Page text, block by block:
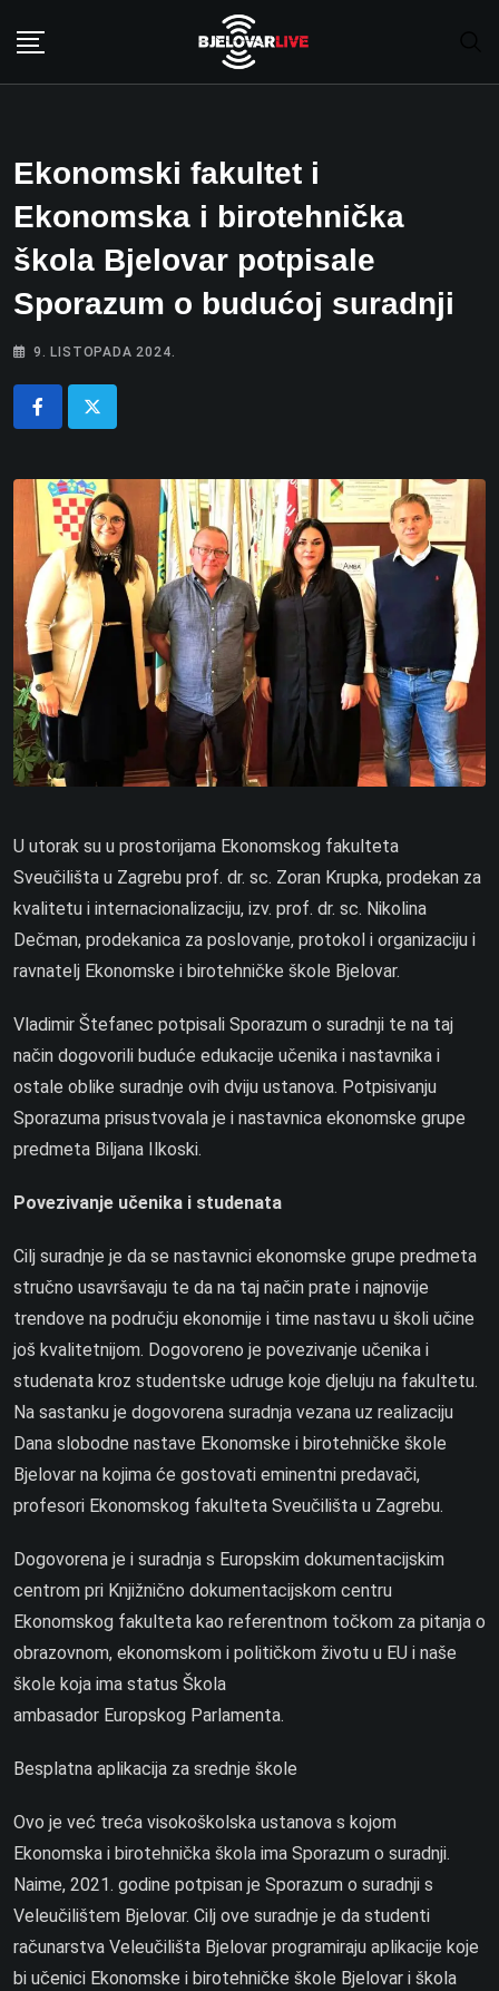
Ekonomski fakultet i
Ekonomska i birotehnička
škola Bjelovar potpisale
Sporazum o budućoj suradnji
9. LISTOPADA 2024.
U utorak su u prostorijama Ekonomskog fakulteta
Sveučilišta u Zagrebu prof. dr. sc. Zoran Krupka, prodekan za
kvalitetu i internacionalizaciju, izv. prof. dr. sc. Nikolina
Dečman, prodekanica za poslovanje, protokol i organizaciju i
ravnatelj Ekonomske i birotehničke škole Bjelovar.
Vladimir Štefanec potpisali Sporazum o suradnji te na taj
način dogovorili buduće edukacije učenika i nastavnika i
ostale oblike suradnje ovih dviju ustanova. Potpisivanju
Sporazuma prisustvovala je i nastavnica ekonomske grupe
predmeta Biljana Ilkoski.
Povezivanje učenika i studenata
Cilj suradnje je da se nastavnici ekonomske grupe predmeta
stručno usavršavaju te da na taj način prate i najnovije
trendove na području ekonomije i time nastavu u školi učine
još kvalitetnijom. Dogovoreno je povezivanje učenika i
studenata kroz studentske udruge koje djeluju na fakultetu.
Na sastanku je dogovorena suradnja vezana uz realizaciju
Dana slobodne nastave Ekonomske i birotehničke škole
Bjelovar na kojima će gostovati eminentni predavači,
profesori Ekonomskog fakulteta Sveučilišta u Zagrebu.
Dogovorena je i suradnja s Europskim dokumentacijskim
centrom pri Knjižnično dokumentacijskom centru
Ekonomskog fakulteta kao referentnom točkom za pitanja o
obrazovnom, ekonomskom i političkom životu u EU i naše
škole koja ima status Škola
ambasador Europskog Parlamenta.
Besplatna aplikacija za srednje škole
Ovo je već treća visokoškolska ustanova s kojom
Ekonomska i birotehnička škola ima Sporazum o suradnji.
Naime, 2021. godine potpisan je Sporazum o suradnji s
Veleučilištem Bjelovar. Cilj ove suradnje je da studenti
računarstva Veleučilišta Bjelovar programiraju aplikacije koje
bi učenici Ekonomske i birotehničke škole Bjelovar i škola